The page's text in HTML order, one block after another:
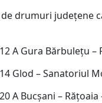
drumuri judeţene
Bărbuleţu –
– Sanatoriul
– Răţoaia –